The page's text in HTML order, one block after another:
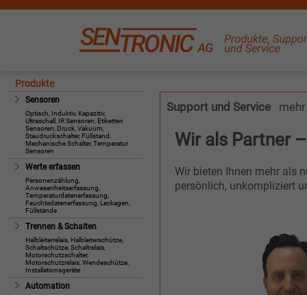
Produkte
Sensoren
Optisch, Induktiv, Kapazitiv,
Ultraschall, IR Sensoren, Etiketten
Sensoren, Druck, Vakuum,
Staudruckschalter, Füllstand,
Mechanische Schalter, Temperatur
Sensoren
Werte erfassen
Personenzählung,
Anwesenheitserfassung,
Temperaturdatenerfassung,
Feuchtedatenerfassung, Leckagen,
Füllstände
Trennen & Schalten
Halbleiterrelais, Halbleiterschütze,
Schaltschütze, Schaltrelais,
Motorschutzschalter,
Motorschutzrelais, Wendeschütze,
Installationsgeräte
Automation
Support und Service
Wir als Partner
Wir bieten Ihnen mehr als
persönlich, unkompliziert